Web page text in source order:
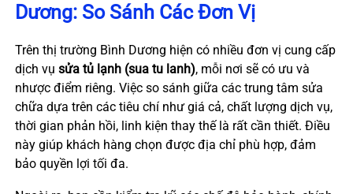
Dương: So Sánh Các Đơn Vị
Trên thị trường Bình Dương hiện có nhiều đơn vị cung cấp
dịch vụ sửa tủ lạnh (sua tu lanh), mỗi nơi sẽ có ưu và
nhược điểm riêng. Việc so sánh giữa các trung tâm sửa
chữa dựa trên các tiêu chí như giá cả, chất lượng dịch vụ,
thời gian phản hồi, linh kiện thay thế là rất cần thiết. Điều
này giúp khách hàng chọn được địa chỉ phù hợp, đảm
bảo quyền lợi tối đa.